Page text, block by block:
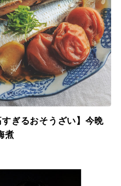
すぎるおそうざい】今晩
煮